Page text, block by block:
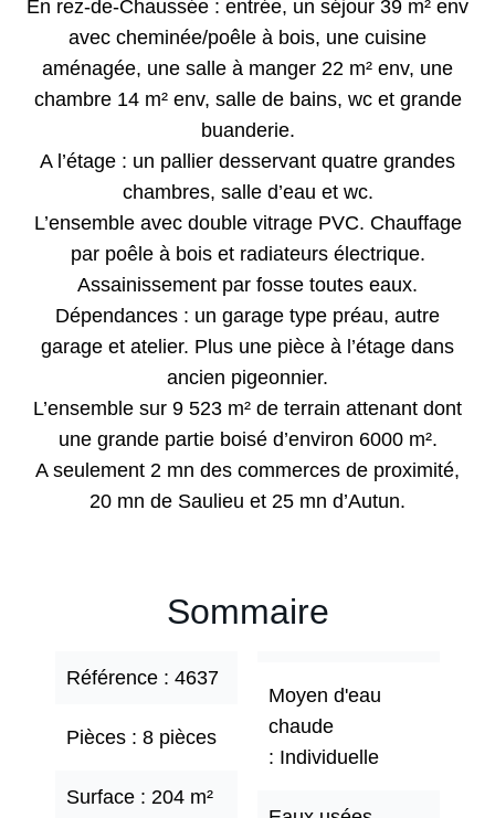
En rez-de-Chaussée : entrée, un séjour 39 m² env
avec cheminée/poêle à bois, une cuisine
aménagée, une salle à manger 22 m² env, une
chambre 14 m² env, salle de bains, wc et grande
buanderie.
A l’étage : un pallier desservant quatre grandes
chambres, salle d’eau et wc.
L’ensemble avec double vitrage PVC. Chauffage
par poêle à bois et radiateurs électrique.
Assainissement par fosse toutes eaux.
Dépendances : un garage type préau, autre
garage et atelier. Plus une pièce à l’étage dans
ancien pigeonnier.
L’ensemble sur 9 523 m² de terrain attenant dont
une grande partie boisé d’environ 6000 m².
A seulement 2 mn des commerces de proximité,
20 mn de Saulieu et 25 mn d’Autun.
Sommaire
Référence 4637
Pièces 8 pièces
Surface 204 m²
Moyen d'eau
chaude
Individuelle